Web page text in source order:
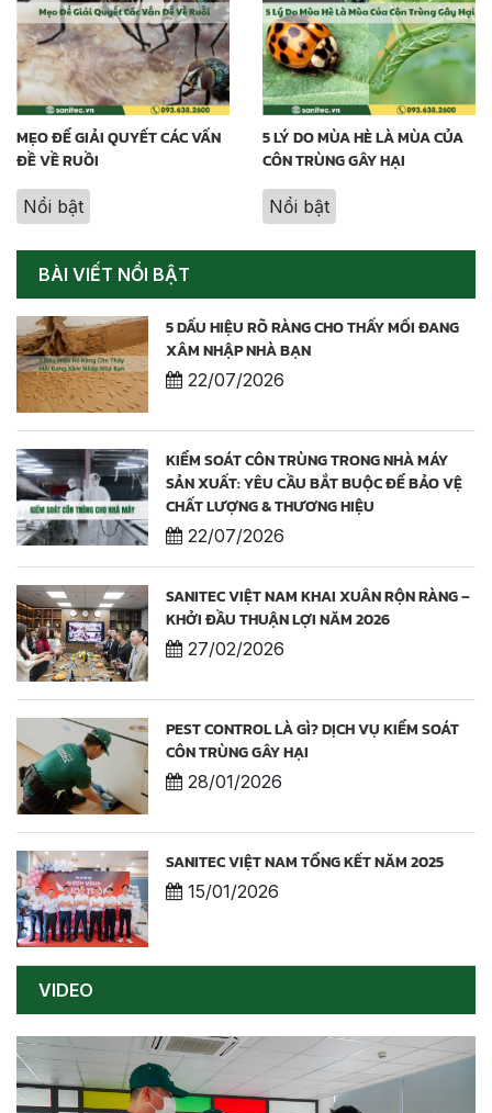
MẸO ĐỂ GIẢI QUYẾT CÁC VẤN
ĐỀ VỀ RUỒI
Nổi bật
5 LÝ DO MÙA HÈ LÀ MÙA CỦA
CÔN TRÙNG GÂY HẠI
Nổi bật
BÀI VIẾT NỔI BẬT
5 DẤU HIỆU RÕ RÀNG CHO THẤY MỐI ĐANG
XÂM NHẬP NHÀ BẠN
22/07/2026
KIỂM SOÁT CÔN TRÙNG TRONG NHÀ MÁY
SẢN XUẤT: YÊU CẦU BẮT BUỘC ĐỂ BẢO VỆ
CHẤT LƯỢNG & THƯƠNG HIỆU
22/07/2026
SANITEC VIỆT NAM KHAI XUÂN RỘN RÀNG –
KHỞI ĐẦU THUẬN LỢI NĂM 2026
27/02/2026
PEST CONTROL LÀ GÌ? DỊCH VỤ KIỂM SOÁT
CÔN TRÙNG GÂY HẠI
28/01/2026
SANITEC VIỆT NAM TỔNG KẾT NĂM 2025
15/01/2026
VIDEO